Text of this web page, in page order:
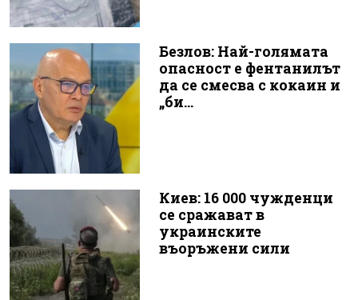
Безлов: Най-голямата
опасност е фентанилът
да се смесва с кокаин и
„би...
Киев: 16 000 чужденци
се сражават в
украинските
въоръжени сили